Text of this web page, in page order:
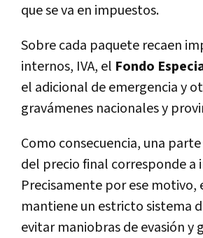
que se va en impuestos.
Sobre cada paquete recaen
internos, IVA, el Fondo
el adicional de emergencia y
gravámenes nacionales y
Como consecuencia, una
del precio final corresponde a
Precisamente por ese motivo,
mantiene un estricto sistema
evitar maniobras de evasión y